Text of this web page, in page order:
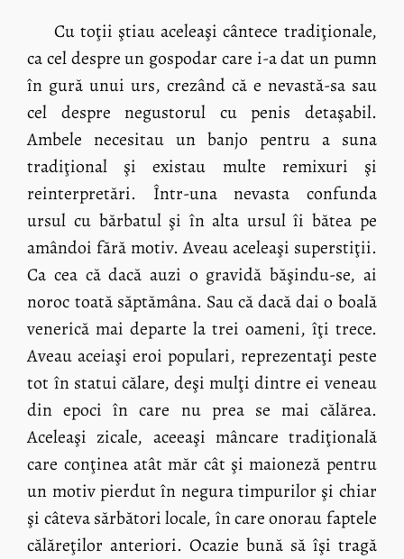
Cu toţii ştiau aceleaşi cântece tradiţionale,
ca cel despre un gospodar care i-a dat un pumn
în gură unui urs, crezând că e nevastă-sa sau
cel despre negustorul cu penis detaşabil.
Ambele necesitau un banjo pentru a suna
tradiţional şi existau multe remixuri şi
reinterpretări. Într-una nevasta confunda
ursul cu bărbatul şi în alta ursul îi bătea pe
amândoi fără motiv. Aveau aceleaşi superstiţii.
Ca cea că dacă auzi o gravidă băşindu-se, ai
noroc toată săptămâna. Sau că dacă dai o boală
venerică mai departe la trei oameni, îţi trece.
Aveau aceiaşi eroi populari, reprezentaţi peste
tot în statui călare, deşi mulţi dintre ei veneau
din epoci în care nu prea se mai călărea.
Aceleaşi zicale, aceeaşi mâncare tradiţională
care conţinea atât măr cât şi maioneză pentru
un motiv pierdut în negura timpurilor şi chiar
şi câteva sărbători locale, în care onorau faptele
călăreţilor anteriori. Ocazie bună să îşi tragă